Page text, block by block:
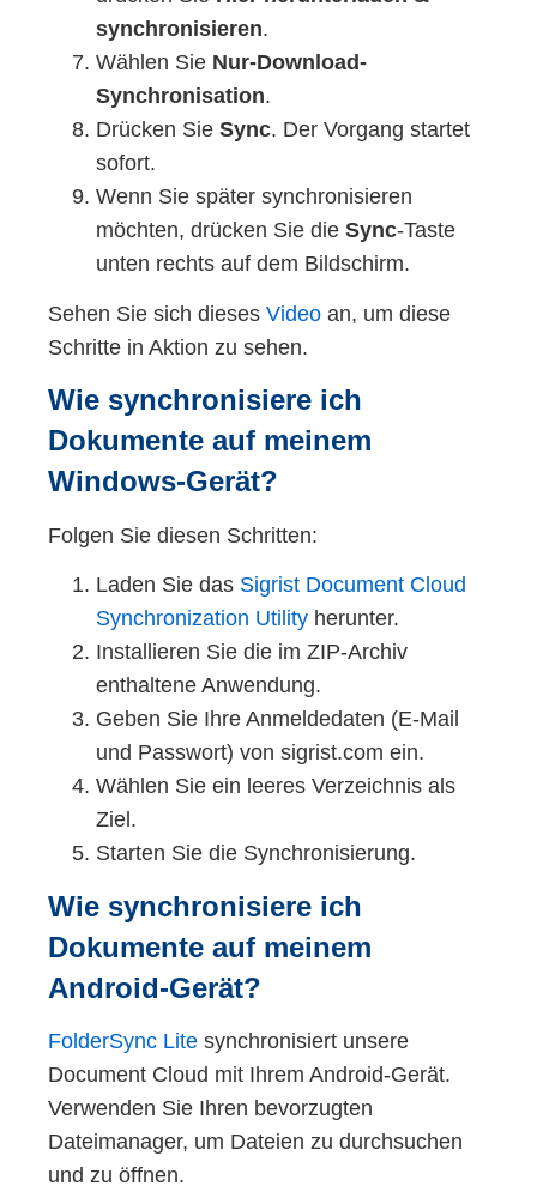
50 EBC/SRM 25.4 ausgerüstet
werden. Durch diese flexible 3-in-1-
Integrationsmöglichkeit ergeben sich
einerseits Kostenvorteile in der
Anschaffung und andererseits
Einsparungen bei den
Prozessanschlüssen. Ein weiterer
Vorteil sind die dadurch möglichen
zahlreichen Anwendungen im
Sudhaus, über Filterkeller bis hin zum
Drucktank.
Links: PhaseGuard ST-40, Mitte: TurbiGuard AD
40, Rechts: TurbiScat PM 40
Parallel wurde das Portfolio mit
weiteren anwendungsspezifischen
Geräten zur Überwachung des
Brauprozesses ergänzt. PhaseGuard,
TurbiGuard und ColorPlus wurden
genau wie das TurBiScat – in der 2.
Gerätegeneration in Brauereien
erfolgreich im Einsatz.
Wie die Geräte optimal den
Braumeister beim Brauen unterstützt,
zeigen wir in späteren Beiträgen.
synchronisieren.
Wählen Sie Nur-Download-
Synchronisation.
Drücken Sie Sync. Der Vorgang startet
sofort.
Wenn Sie später synchronisieren
möchten, drücken Sie die Sync-Taste
unten rechts auf dem Bildschirm.
Sehen Sie sich dieses Video an, um diese
Schritte in Aktion zu sehen.
Wie synchronisiere ich
Dokumente auf meinem
Windows-Gerät?
Folgen Sie diesen Schritten:
Laden Sie das Sigrist Document Cloud
Synchronization Utility herunter.
Installieren Sie die im ZIP-Archiv
enthaltene Anwendung.
Geben Sie Ihre Anmeldedaten (E-Mail
und Passwort) von sigrist.com ein.
Wählen Sie ein leeres Verzeichnis als
Ziel.
Starten Sie die Synchronisierung.
Wie synchronisiere ich
Dokumente auf meinem
Android-Gerät?
FolderSync Lite synchronisiert unsere
Document Cloud mit Ihrem Android-Gerät.
Verwenden Sie Ihren bevorzugten
Dateimanager, um Dateien zu durchsuchen
und zu öffnen.